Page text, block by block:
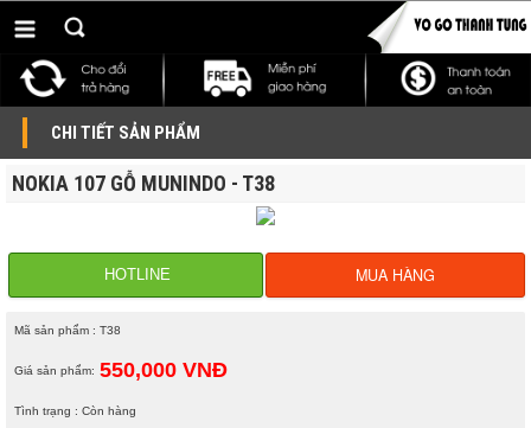
CHI TIẾT SẢN PHẨM
NOKIA 107 GỖ MUNINDO - T38
HOTLINE MUA HÀNG
Mã sản phẩm : T38
Giá sản phẩm: 550,000 VNĐ
Tình trạng : Còn hàng